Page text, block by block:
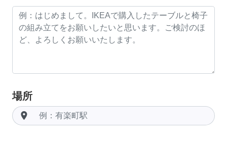
場所
room